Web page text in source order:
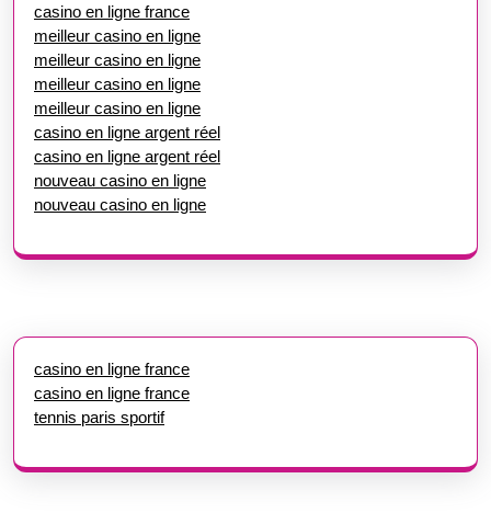
casino en ligne france
meilleur casino en ligne
meilleur casino en ligne
meilleur casino en ligne
meilleur casino en ligne
casino en ligne argent réel
casino en ligne argent réel
nouveau casino en ligne
nouveau casino en ligne
casino en ligne france
casino en ligne france
tennis paris sportif